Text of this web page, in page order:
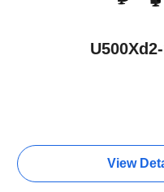
View